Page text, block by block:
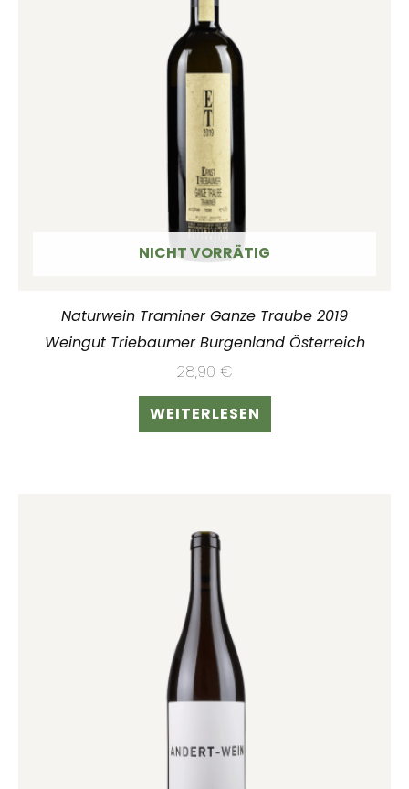
NICHT VORRÄTIG
Naturwein Traminer Ganze Traube 2019
Weingut Triebaumer Burgenland Österreich
28,90 €
WEITERLESEN